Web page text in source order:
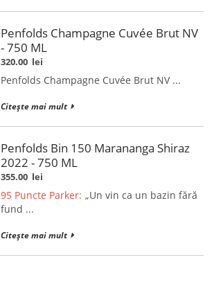
Penfolds Champagne Cuvée Brut NV
- 750 ML
320.00 lei
Penfolds Champagne Cuvée Brut NV ...
Citește mai mult
Penfolds Bin 150 Marananga Shiraz
2022 - 750 ML
355.00 lei
95 Puncte Parker: „Un vin ca un bazin fără
fund ...
Citește mai mult